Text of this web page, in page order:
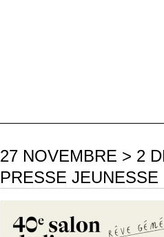
27 NOVEMBRE > 2
PRESSE